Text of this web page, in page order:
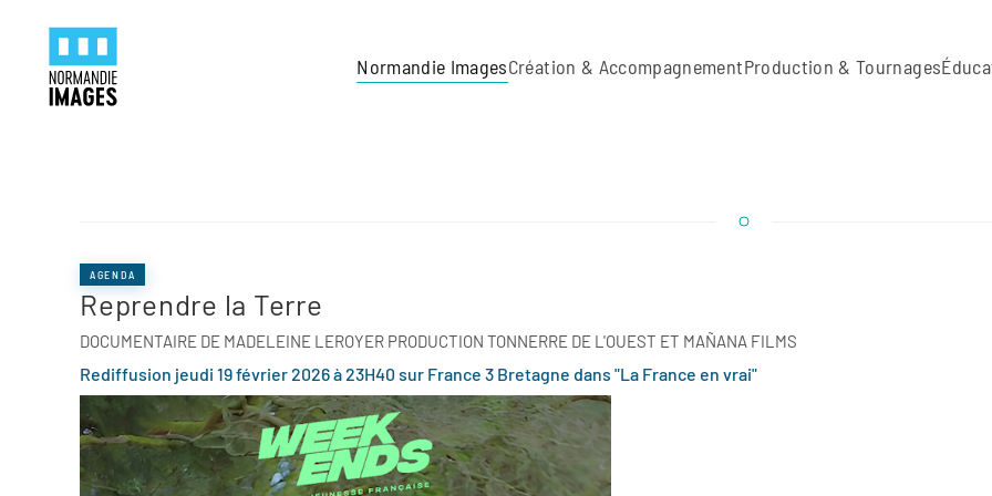
Skip to main content
Normandie ImagesCréation & AccompagnementProduction & Tournages
AGENDA
Reprendre la Terre
DOCUMENTAIRE DE MADELEINE LEROYER PRODUCTION TONNERRE DE L'OUEST ET MAÑANA FILMS
Rediffusion jeudi 19 février 2026 à 23H40 sur France 3 Bretagne dans "La France en vrai"